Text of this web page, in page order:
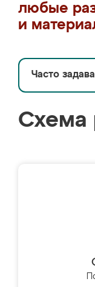
любые
и
Часто
Схема